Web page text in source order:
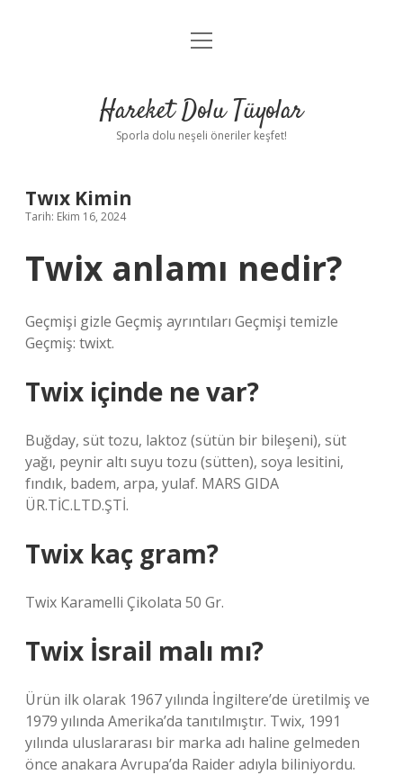
Anasayfa
Yasal Uyarı
menüyü
Hareket Dolu Tüyolar
Sporla dolu neşeli öneriler keşfet!
Twıx Kimin
Tarih: Ekim 16, 2024
Twix anlamı nedir?
Geçmişi gizle Geçmiş ayrıntıları Geçmişi temizle
Geçmiş: twixt.
Twix içinde ne var?
Buğday, süt tozu, laktoz (sütün bir bileşeni), süt
yağı, peynir altı suyu tozu (sütten), soya lesitini,
fındık, badem, arpa, yulaf. MARS GIDA
ÜR.TİC.LTD.ŞTİ.
Twix kaç gram?
Twix Karamelli Çikolata 50 Gr.
Twix İsrail malı mı?
Ürün ilk olarak 1967 yılında İngiltere’de üretilmiş ve
1979 yılında Amerika’da tanıtılmıştır. Twix, 1991
yılında uluslararası bir marka adı haline gelmeden
önce anakara Avrupa’da Raider adıyla biliniyordu.